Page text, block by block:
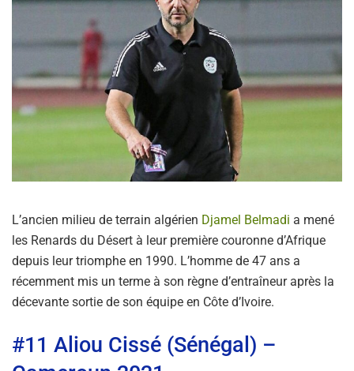
L’ancien milieu de terrain algérien Djamel Belmadi a mené
les Renards du Désert à leur première couronne d’Afrique
depuis leur triomphe en 1990. L’homme de 47 ans a
récemment mis un terme à son règne d’entraîneur après la
décevante sortie de son équipe en Côte d’Ivoire.
#11 Aliou Cissé (Sénégal) –